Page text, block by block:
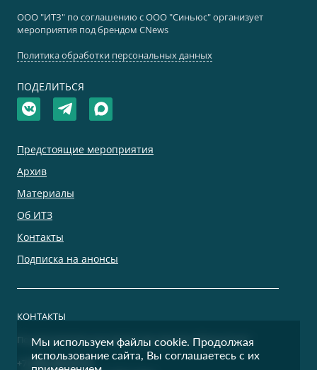
ООО "ИТЗ" по соглашению с ООО "Синьюс" организует
мероприятия под брендом CNews
Политика обработки персональных данных
ПОДЕЛИТЬСЯ
Предстоящие мероприятия
Архив
Материалы
Об ИТЗ
Контакты
Подписка на анонсы
КОНТАКТЫ
По дополнительным вопросам просим обращаться:
+7 (495) 500-00-36
Мы используем файлы cookie. Продолжая
использование сайта, Вы соглашаетесь с их